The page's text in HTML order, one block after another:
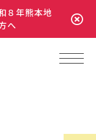
８年熊本地
へ